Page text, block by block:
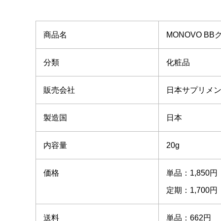
商品名 MONOVO BB
分類 化粧品
販売会社 日本サプリメ
製造国 日本
内容量 20g
価格 単品：1,850円
定期：1,700円
送料 単品：662円